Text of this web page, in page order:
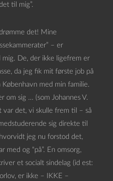
til mig”.
det! Mine
– er
De, der ikke ligefrem er
da jeg fik mit første job på
med min familie.
om sig … (som Johannes V.
var det, vi skulle frem til – så
sig direkte til
jeg nu forstod det,
med og “på”. En omsorg,
et socialt sindelag (id est:
er ikke – IKKE –